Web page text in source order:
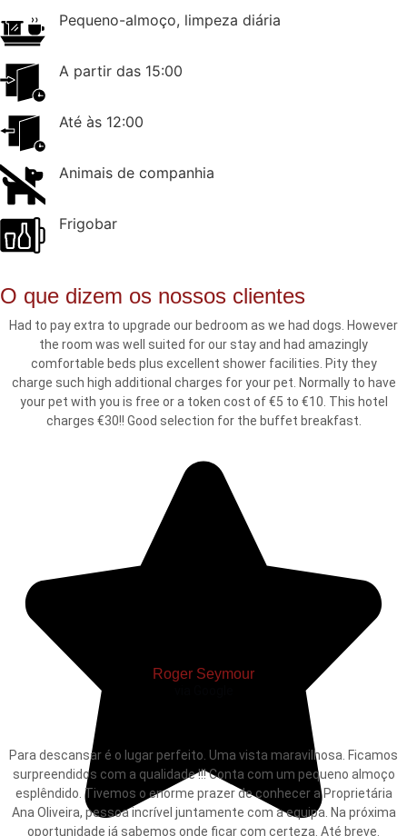
Pequeno-almoço, limpeza diária
A partir das 15:00
Até às 12:00
Animais de companhia
Frigobar
O que dizem os nossos clientes
Had to pay extra to upgrade our bedroom as we had dogs. However
the room was well suited for our stay and had amazingly
comfortable beds plus excellent shower facilities. Pity they
charge such high additional charges for your pet. Normally to have
your pet with you is free or a token cost of €5 to €10. This hotel
charges €30!! Good selection for the buffet breakfast.
Roger Seymour
Para descansar é o lugar perfeito. Uma vista maravilhosa. Ficamos
surpreendidos com a qualidade !!! Conta com um pequeno almoço
esplêndido. Tivemos o enorme prazer de conhecer a Proprietária
Ana Oliveira, pessoa incrível juntamente com a equipa. Na próxima
oportunidade já sabemos onde ficar com certeza. Até breve.